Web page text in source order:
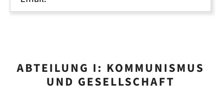
ABTEILUNG I: KOMMUNISMUS
UND GESELLSCHAFT